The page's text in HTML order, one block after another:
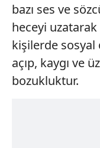
bazı ses ve
heceyi
kişilerde sosyal
açıp, kaygı ve
bozukluktur.